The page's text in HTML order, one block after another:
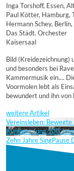
Inga Torshoff, Essen,
Paul Kötter, Hamburg,
Hermann Schey,
Das Städt. Orchester
Kaisersaal
Bild (Kreidezeichnung)
und besonders bei
Kammermusik ein....
Voormolen lebt als
bewundert und ihn
weitere Artikel
Vereinsleben:
Kunibert Jung 100
Zehn Jahre